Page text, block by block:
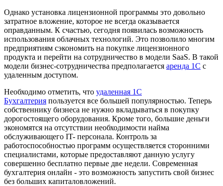
Однако установка лицензионной программы это довольно
затратное вложение, которое не всегда оказывается
оправданным. К счастью, сегодня появилась возможность
использования облачных технологий. Это позволило многим
предприятиям сэкономить на покупке лицензионного
продукта и перейти на сотрудничество в модели SaaS. В такой
модели бизнес-сотрудничества предполагается аренда 1С с
удаленным доступом.
Необходимо отметить, что удаленная 1С
Бухгалтерия пользуется все большей популярностью. Теперь
собственнику бизнеса не нужно вкладываться в покупку
дорогостоящего оборудования. Кроме того, большие деньги
экономятся на отсутствии необходимости найма
обслуживающего IT- персонала. Контроль за
работоспособностью программ осуществляется сторонними
специалистами, которые предоставляют данную услугу
совершенно бесплатно первые две недели. Современная
бухгалтерия онлайн - это возможность запустить свой бизнес
без больших капиталовложений.